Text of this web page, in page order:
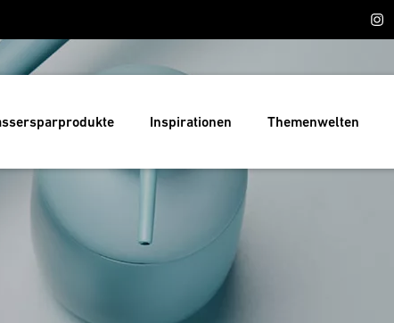
Inspirationen Themenwelten